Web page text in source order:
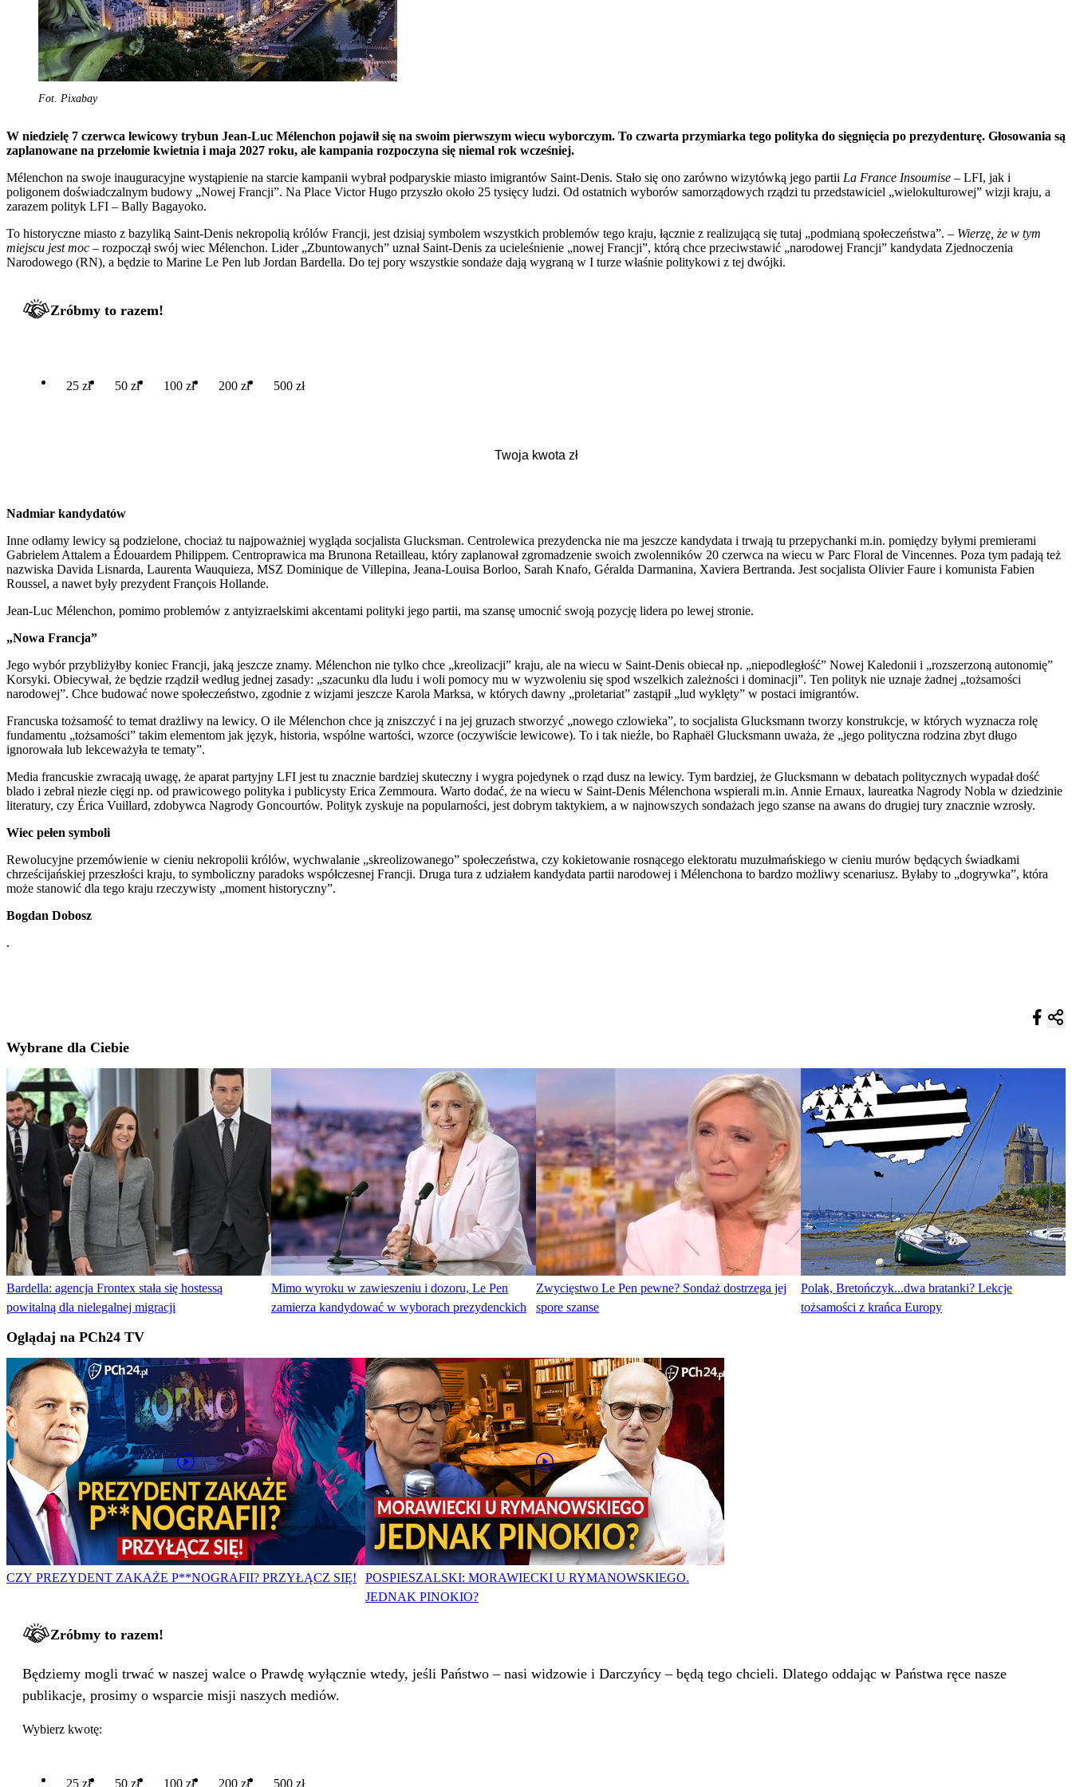
Fot. Pixabay
W niedzielę 7 czerwca lewicowy trybun Jean-Luc Mélenchon pojawił się na swoim pierwszym wiecu wyborczym. To czwarta przymiarka tego polityka do sięgnięcia po prezydenturę. Głosowania są
zaplanowane na przełomie kwietnia i maja 2027 roku, ale kampania rozpoczyna się niemal rok wcześniej.
Mélenchon na swoje inauguracyjne wystąpienie na starcie kampanii wybrał podparyskie miasto imigrantów Saint-Denis. Stało się ono zarówno wizytówką jego partii La France Insoumise – LFI, jak i
poligonem doświadczalnym budowy „Nowej Francji”. Na Place Victor Hugo przyszło około 25 tysięcy ludzi. Od ostatnich wyborów samorządowych rządzi tu przedstawiciel „wielokulturowej” wizji kraju, a
zarazem polityk LFI – Bally Bagayoko.
To historyczne miasto z bazyliką Saint-Denis nekropolią królów Francji, jest dzisiaj symbolem wszystkich problemów tego kraju, łącznie z realizującą się tutaj „podmianą społeczeństwa”. – Wierzę, że w tym
miejscu jest moc – rozpoczął swój wiec Mélenchon. Lider „Zbuntowanych” uznał Saint-Denis za ucieleśnienie „nowej Francji”, którą chce przeciwstawić „narodowej Francji” kandydata Zjednoczenia
Narodowego (RN), a będzie to Marine Le Pen lub Jordan Bardella. Do tej pory wszystkie sondaże dają wygraną w I turze właśnie politykowi z tej dwójki.
Zróbmy to razem!
25 zł 50 zł 100 zł 200 zł 500 zł
Nadmiar kandydatów
Inne odłamy lewicy są podzielone, chociaż tu najpoważniej wygląda socjalista Glucksman. Centrolewica prezydencka nie ma jeszcze kandydata i trwają tu przepychanki m.in. pomiędzy byłymi premierami
Gabrielem Attalem a Édouardem Philippem. Centroprawica ma Brunona Retailleau, który zaplanował zgromadzenie swoich zwolenników 20 czerwca na wiecu w Parc Floral de Vincennes. Poza tym padają też
nazwiska Davida Lisnarda, Laurenta Wauquieza, MSZ Dominique de Villepina, Jeana-Louisa Borloo, Sarah Knafo, Géralda Darmanina, Xaviera Bertranda. Jest socjalista Olivier Faure i komunista Fabien
Roussel, a nawet były prezydent François Hollande.
Jean-Luc Mélenchon, pomimo problemów z antyizraelskimi akcentami polityki jego partii, ma szansę umocnić swoją pozycję lidera po lewej stronie.
„Nowa Francja”
Jego wybór przybliżyłby koniec Francji, jaką jeszcze znamy. Mélenchon nie tylko chce „kreolizacji” kraju, ale na wiecu w Saint-Denis obiecał np. „niepodległość” Nowej Kaledonii i „rozszerzoną autonomię”
Korsyki. Obiecywał, że będzie rządził według jednej zasady: „szacunku dla ludu i woli pomocy mu w wyzwoleniu się spod wszelkich zależności i dominacji”. Ten polityk nie uznaje żadnej „tożsamości
narodowej”. Chce budować nowe społeczeństwo, zgodnie z wizjami jeszcze Karola Marksa, w których dawny „proletariat” zastąpił „lud wyklęty” w postaci imigrantów.
Francuska tożsamość to temat drażliwy na lewicy. O ile Mélenchon chce ją zniszczyć i na jej gruzach stworzyć „nowego czlowieka”, to socjalista Glucksmann tworzy konstrukcje, w których wyznacza rolę
fundamentu „tożsamości” takim elementom jak język, historia, wspólne wartości, wzorce (oczywiście lewicowe). To i tak nieźle, bo Raphaël Glucksmann uważa, że „jego polityczna rodzina zbyt długo
ignorowała lub lekceważyła te tematy”.
Media francuskie zwracają uwagę, że aparat partyjny LFI jest tu znacznie bardziej skuteczny i wygra pojedynek o rząd dusz na lewicy. Tym bardziej, że Glucksmann w debatach politycznych wypadał dość
blado i zebrał niezłe cięgi np. od prawicowego polityka i publicysty Erica Zemmoura. Warto dodać, że na wiecu w Saint-Denis Mélenchona wspierali m.in. Annie Ernaux, laureatka Nagrody Nobla w dziedzinie
literatury, czy Érica Vuillard, zdobywca Nagrody Goncourtów. Polityk zyskuje na popularności, jest dobrym taktykiem, a w najnowszych sondażach jego szanse na awans do drugiej tury znacznie wzrosły.
Wiec pełen symboli
Rewolucyjne przemówienie w cieniu nekropolii królów, wychwalanie „skreolizowanego” społeczeństwa, czy kokietowanie rosnącego elektoratu muzułmańskiego w cieniu murów będących świadkami
chrześcijańskiej przeszłości kraju, to symboliczny paradoks współczesnej Francji. Druga tura z udziałem kandydata partii narodowej i Mélenchona to bardzo możliwy scenariusz. Byłaby to „dogrywka”, która
może stanowić dla tego kraju rzeczywisty „moment historyczny”.
Bogdan Dobosz
.
Wybrane dla Ciebie
Bardella: agencja Frontex stała się hostessą
powitalną dla nielegalnej migracji
Mimo wyroku w zawieszeniu i dozoru, Le Pen
zamierza kandydować w wyborach prezydenckich
Zwycięstwo Le Pen pewne? Sondaż dostrzega jej
spore szanse
Polak, Bretończyk...dwa bratanki? Lekcje
tożsamości z krańca Europy
Oglądaj na PCh24 TV
CZY PREZYDENT ZAKAŻE P**NOGRAFII? PRZYŁĄCZ SIĘ!
POSPIESZALSKI: MORAWIECKI U RYMANOWSKIEGO.
JEDNAK PINOKIO?
Zróbmy to razem!
Będziemy mogli trwać w naszej walce o Prawdę wyłącznie wtedy, jeśli Państwo – nasi widzowie i Darczyńcy – będą tego chcieli. Dlatego oddając w Państwa ręce nasze
publikacje, prosimy o wsparcie misji naszych mediów.
Wybierz kwotę:
25 zł 50 zł 100 zł 200 zł 500 zł